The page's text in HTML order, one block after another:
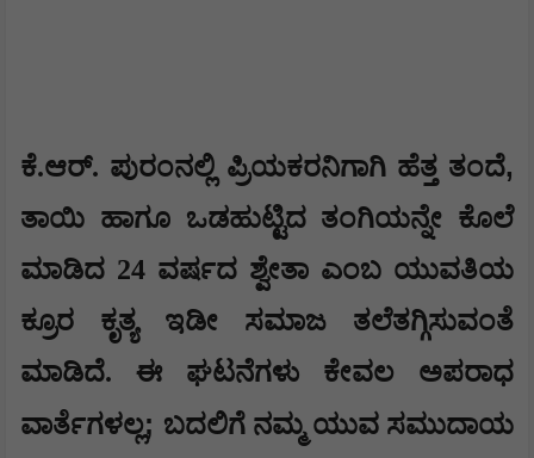
ಕೆ.ಆರ್. ಪುರಂನಲ್ಲಿ ಪ್ರಿಯಕರನಿಗಾಗಿ ಹೆತ್ತ ತಂದೆ,
ತಾಯಿ ಹಾಗೂ ಒಡಹುಟ್ಟಿದ ತಂಗಿಯನ್ನೇ ಕೊಲೆ
ಮಾಡಿದ 24 ವರ್ಷದ ಶ್ವೇತಾ ಎಂಬ ಯುವತಿಯ
ಕ್ರೂರ ಕೃತ್ಯ ಇಡೀ ಸಮಾಜ ತಲೆತಗ್ಗಿಸುವಂತೆ
ಮಾಡಿದೆ. ಈ ಘಟನೆಗಳು ಕೇವಲ ಅಪರಾಧ
ವಾರ್ತೆಗಳಲ್ಲ; ಬದಲಿಗೆ ನಮ್ಮ ಯುವ ಸಮುದಾಯ